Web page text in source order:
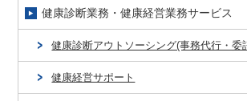
健康診断業務・健康経営業務サービス
健康診断アウトソーシング(事務代行・委
健康経営サポート